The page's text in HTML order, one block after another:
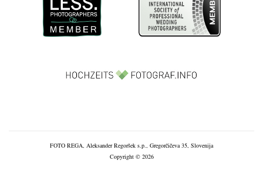
FOTO REGA, Aleksander Regoršek s.p., Gregorčičeva 35, Slovenija
Copyright © 2026